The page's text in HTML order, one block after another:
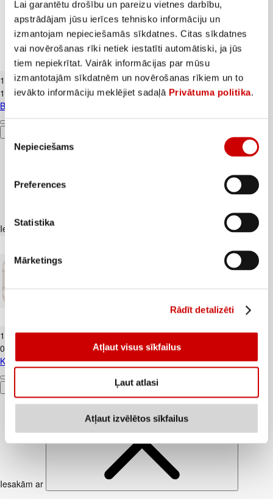
Lai garantētu drošību un pareizu vietnes darbību,
apstrādājam jūsu ierīces tehnisko informāciju un
izmantojam nepieciešamās sīkdatnes. Citas sīkdatnes
vai novērošanas rīki netiek iestatīti automātiski, ja jūs
tiem nepiekrītat. Vairāk informācijas par mūsu
izmantotajām sīkdatnēm un novērošanas rīkiem un to
ievākto informāciju meklējiet sadaļā Privātuma politika.
izvēle
Nepieciešams
Preferences
Statistika
Mārketings
Rādīt detalizēti
Atļaut visus sīkfailus
Ļaut atlasi
Atļaut izvēlētos sīkfailus
Banāni CAVENDISH kg
1
19€
1,19€/kg
Banāni CAVENDISH kg
Iesakām ar
1
84€
0,18€/gab.
Kūtī dētas olas 10gab.
Iesakām ar